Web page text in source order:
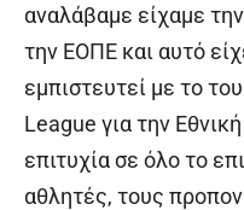
αναλάβαμε είχαμε
την ΕΟΠΕ και αυτό
εμπιστευτεί με το
League για την
επιτυχία σε όλο το
αθλητές, τους